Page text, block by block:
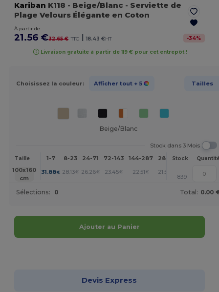
Kariban K118 - Beige/Blanc - Serviette de
Plage Velours Élégante en Coton
À partir de
21.56 €32.65 € TTC | 18.43 €HT -34%
Livraison gratuite à partir de 119 € pour cet entrepôt !
Choisissez la couleur: Afficher tout + 5 Tailles
Beige/Blanc
Stock dans 3 Mois
Taille 1-7 8-23 24-71 72-143 144-287 288 + Plus
Stock
100x160
cm
31.88€ 28.13€ 26.26€ 23.45€ 22.51€ 21.56 +
839
Sélections: 0 Total: 0.00
Ajouter au Panier
Devis Express